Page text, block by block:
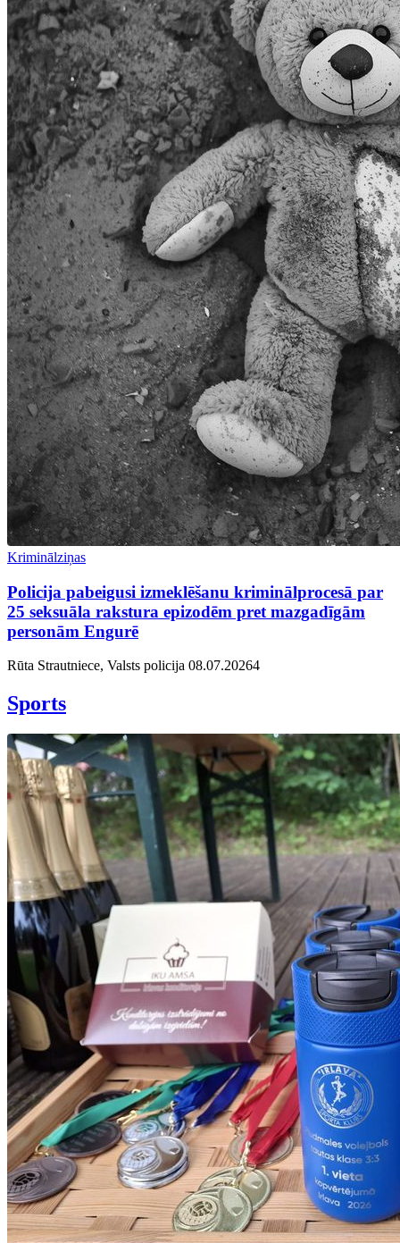
Kriminālziņas
Policija pabeigusi izmeklēšanu kriminālprocesā par
25 seksuāla rakstura epizodēm pret mazgadīgām
personām Engurē
Rūta Strautniece, Valsts policija 08.07.20264
Sports